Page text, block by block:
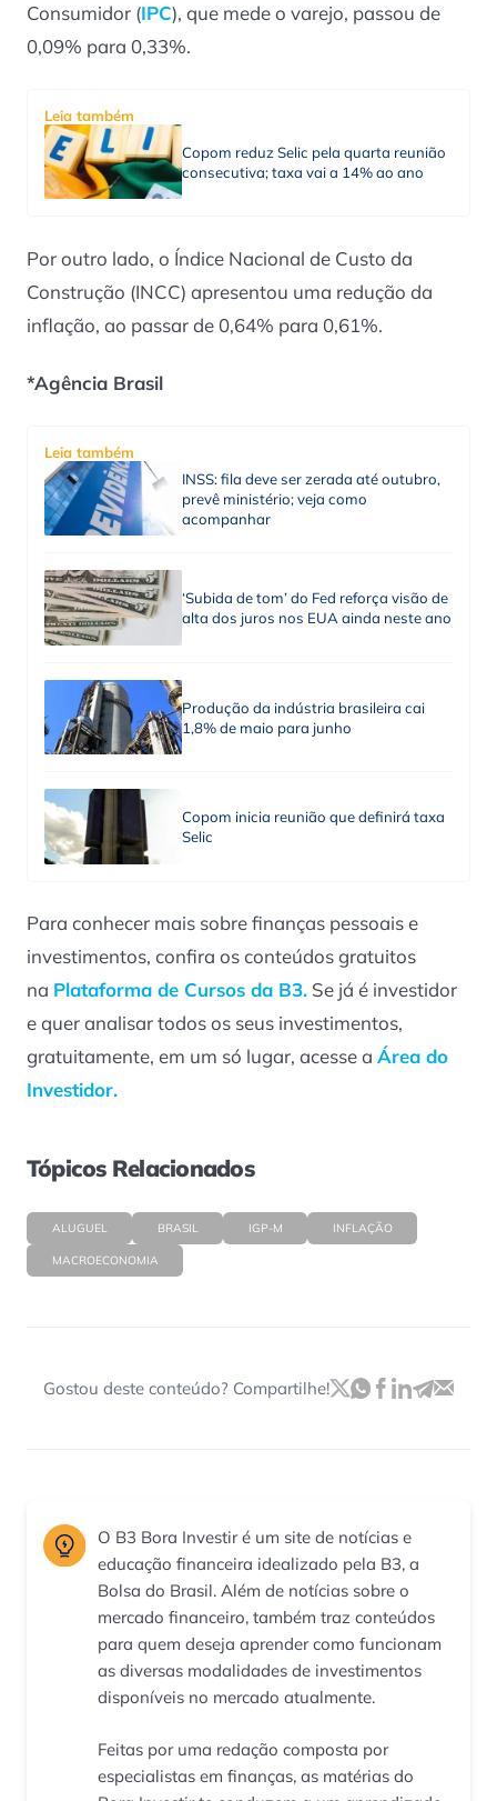
Consumidor (IPC), que mede o varejo, passou de
0,09% para 0,33%.
Leia também
Copom reduz Selic pela quarta reunião
consecutiva; taxa vai a 14% ao ano
Por outro lado, o Índice Nacional de Custo da
Construção (INCC) apresentou uma redução da
inflação, ao passar de 0,64% para 0,61%.
*Agência Brasil
Leia também
INSS: fila deve ser zerada até outubro,
prevê ministério; veja como
acompanhar
‘Subida de tom’ do Fed reforça visão de
alta dos juros nos EUA ainda neste ano
Produção da indústria brasileira cai
1,8% de maio para junho
Copom inicia reunião que definirá taxa
Selic
Para conhecer mais sobre finanças pessoais e
investimentos, confira os conteúdos gratuitos
na Plataforma de Cursos da B3. Se já é investidor
e quer analisar todos os seus investimentos,
gratuitamente, em um só lugar, acesse a Área do
Investidor.
Tópicos Relacionados
ALUGUEL BRASIL IGP-M INFLAÇÃO
MACROECONOMIA
Gostou deste conteúdo? Compartilhe!
O B3 Bora Investir é um site de notícias e
educação financeira idealizado pela B3, a
Bolsa do Brasil. Além de notícias sobre o
mercado financeiro, também traz conteúdos
para quem deseja aprender como funcionam
as diversas modalidades de investimentos
disponíveis no mercado atualmente.
Feitas por uma redação composta por
especialistas em finanças, as matérias do